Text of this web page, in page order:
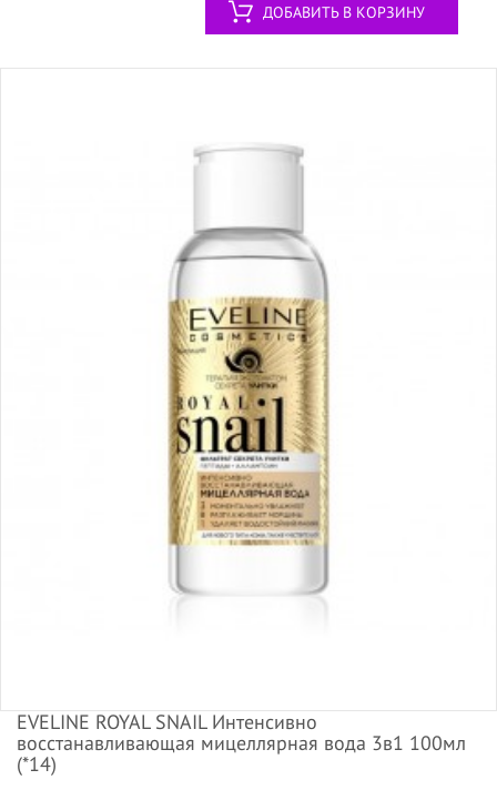
ДОБАВИТЬ В КОРЗИНУ
EVELINE ROYAL SNAIL Интенсивно
восстанавливающая мицеллярная вода 3в1 100мл
(*14)